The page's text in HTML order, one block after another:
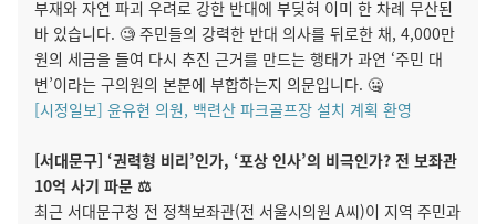
부재와 자연 파괴 우려로 강한 반대에 부딪혀 이미 한 차례 무산된
바 있습니다. 🧐 주민들의 강력한 반대 의사를 뒤로한 채, 4,000만
원의 세금을 들여 다시 추진 근거를 만드는 행태가 과연 ‘주민 대
변’이라는 구의원의 본분에 부합하는지 의문입니다. 🤐
[시정일보] 윤유현 의원, 백련산 파크골프장 설치 계획 환영
[서대문구] ‘권력형 비리’인가, ‘포상 인사’의 비극인가? 전 보좌관
10억 사기 파문 ⚖️
최근 서대문구청 전 정책보좌관(전 서울시의원 A씨)이 지역 주민과